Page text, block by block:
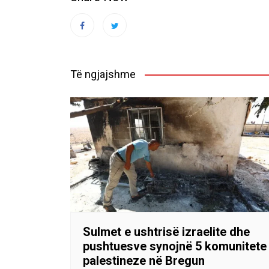
Të ngjajshme
Sulmet e ushtrisë izraelite dhe
pushtuesve synojnë 5 komunitete
palestineze në Bregun